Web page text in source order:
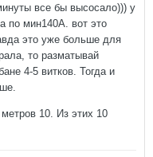
все бы высосало))) у
по мин140А. вот это
это уже больше для
то разматывай
4-5 витков. Тогда и
10. Из этих 10